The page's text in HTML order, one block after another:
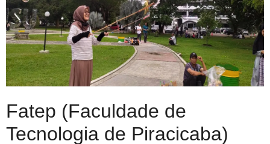
Fatep (Faculdade de
Tecnologia de Piracicaba)